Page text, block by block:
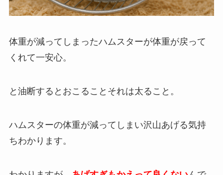
体重が減ってしまったハムスターが体重が戻って
くれて一安心。
と油断するとおこることそれは太ること。
ハムスターの体重が減ってしまい沢山あげる気持
ちわかります。